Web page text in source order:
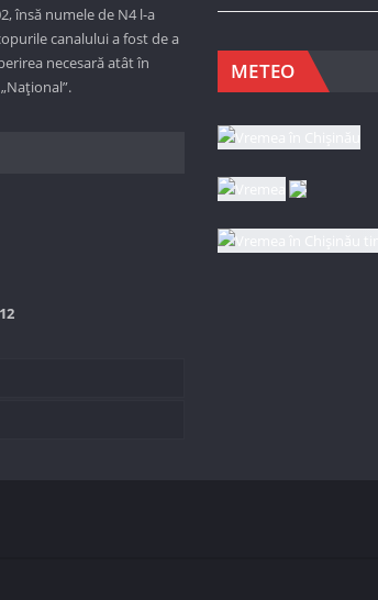
însă numele de N4 l-a
canalului a fost de a
necesară atât în
METEO